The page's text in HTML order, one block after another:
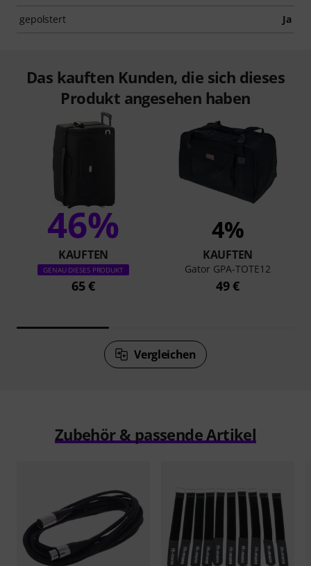
gepolstert Ja
Das kauften Kunden, die sich dieses
Produkt angesehen haben
46%
KAUFTEN
GENAU DIESES PRODUKT
65 €
4%
KAUFTEN
Gator GPA-TOTE12
49 €
Vergleichen
Zubehör & passende Artikel